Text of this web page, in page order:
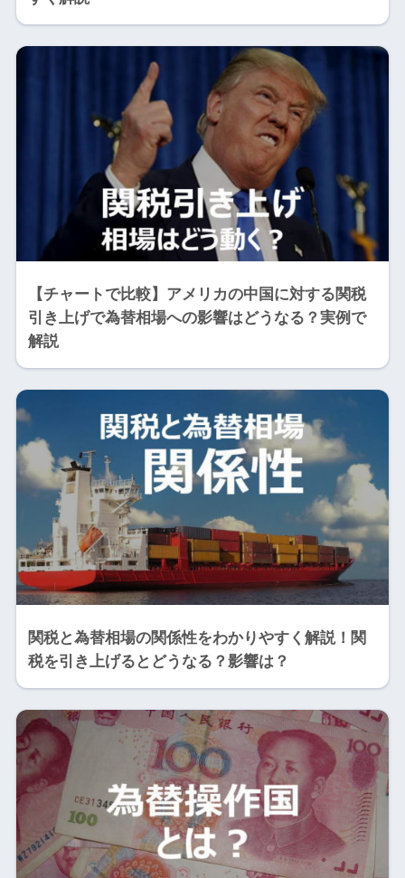
【チャートで比較】アメリカの中国に対する関税
引き上げで為替相場への影響はどうなる？実例で
解説
関税と為替相場の関係性をわかりやすく解説！関
税を引き上げるとどうなる？影響は？